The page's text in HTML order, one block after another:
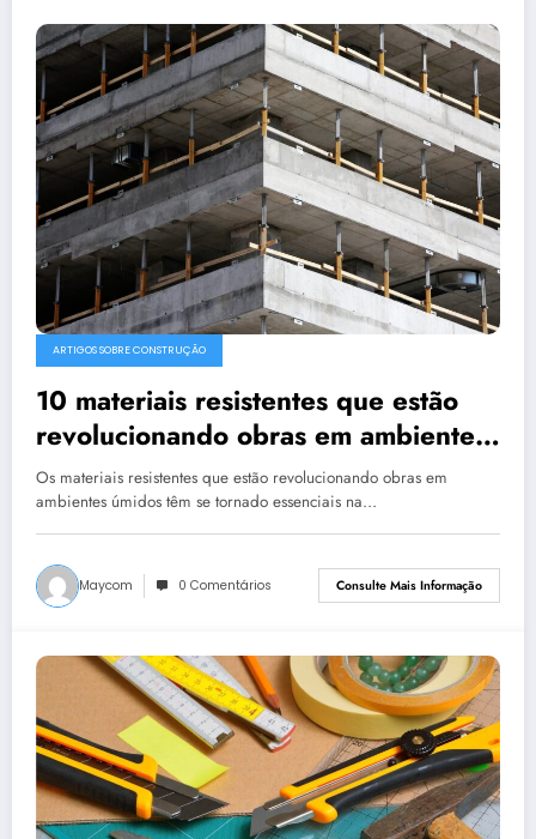
ARTIGOS SOBRE CONSTRUÇÃO
10 materiais resistentes que estão
revolucionando obras em ambientes
úmidos!
Os materiais resistentes que estão revolucionando obras em
ambientes úmidos têm se tornado essenciais na…
Maycom 0 Comentários Consulte Mais Informação